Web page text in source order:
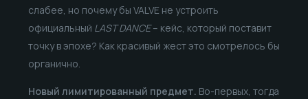
слабее, но почему бы VALVE не устроить
официальный LAST DANCE– кейс, который поставит
точку в эпохе? Как красивый жест это смотрелось бы
органично.
Новый лимитированный предмет. Во-первых, тогда